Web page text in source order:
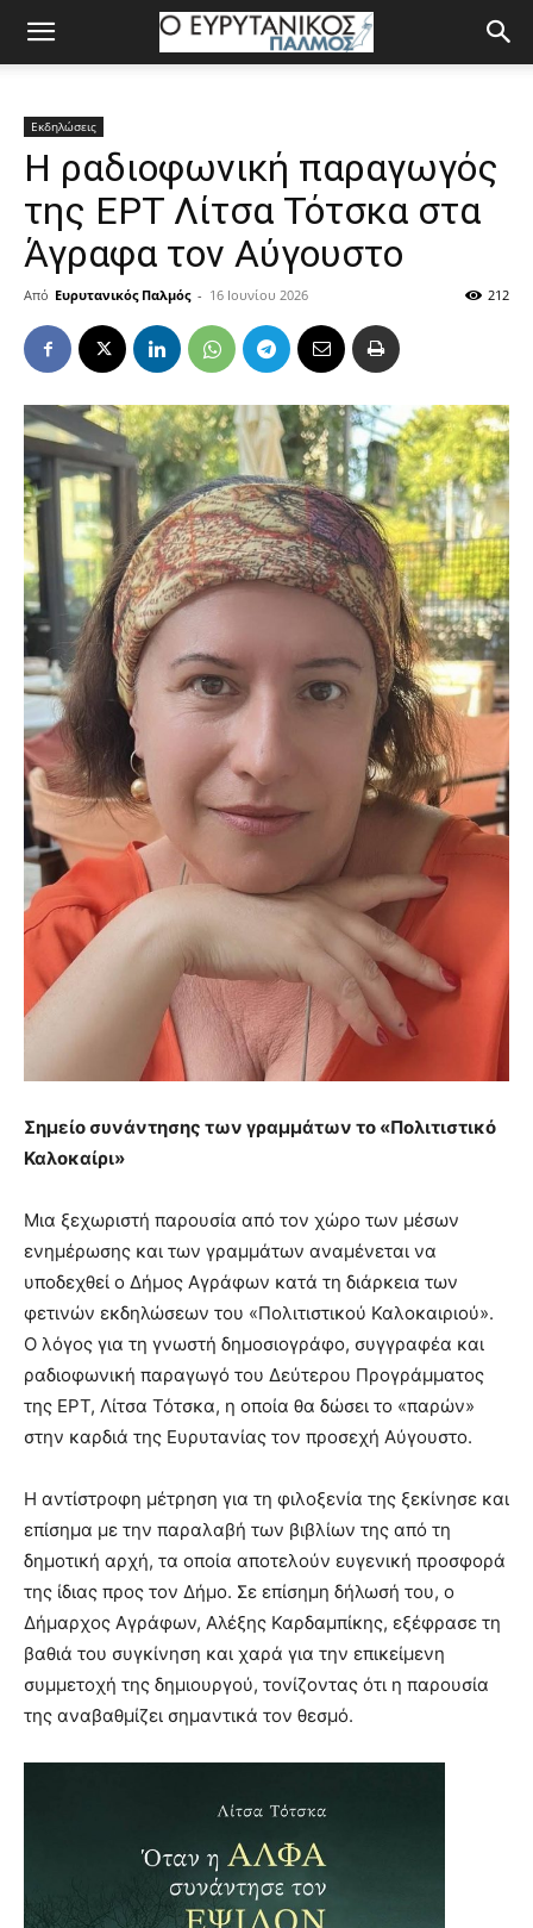
Εκδηλώσεις
Η ραδιοφωνική παραγωγός
της ΕΡΤ Λίτσα Τότσκα στα
Άγραφα τον Αύγουστο
Από Ευρυτανικός Παλμός - 16 Ιουνίου 2026 212
Σημείο συνάντησης των γραμμάτων το «Πολιτιστικό
Καλοκαίρι»
Μια ξεχωριστή παρουσία από τον χώρο των μέσων
ενημέρωσης και των γραμμάτων αναμένεται να
υποδεχθεί ο Δήμος Αγράφων κατά τη διάρκεια των
φετινών εκδηλώσεων του «Πολιτιστικού Καλοκαιριού».
Ο λόγος για τη γνωστή δημοσιογράφο, συγγραφέα και
ραδιοφωνική παραγωγό του Δεύτερου Προγράμματος
της ΕΡΤ, Λίτσα Τότσκα, η οποία θα δώσει το «παρών»
στην καρδιά της Ευρυτανίας τον προσεχή Αύγουστο.
Η αντίστροφη μέτρηση για τη φιλοξενία της ξεκίνησε και
επίσημα με την παραλαβή των βιβλίων της από τη
δημοτική αρχή, τα οποία αποτελούν ευγενική προσφορά
της ίδιας προς τον Δήμο. Σε επίσημη δήλωσή του, ο
Δήμαρχος Αγράφων, Αλέξης Καρδαμπίκης, εξέφρασε τη
βαθιά του συγκίνηση και χαρά για την επικείμενη
συμμετοχή της δημιουργού, τονίζοντας ότι η παρουσία
της αναβαθμίζει σημαντικά τον θεσμό.